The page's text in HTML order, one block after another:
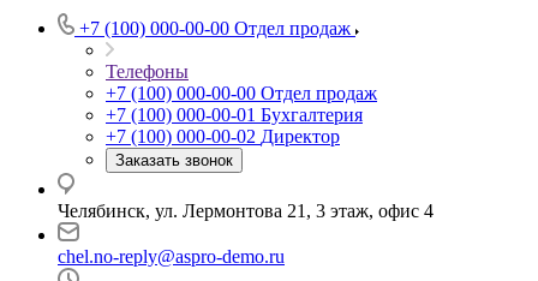
+7 (100) 000-00-00 Отдел продаж
Телефоны
+7 (100) 000-00-00 Отдел продаж
+7 (100) 000-00-01 Бухгалтерия
+7 (100) 000-00-02 Директор
Заказать звонок
Челябинск, ул. Лермонтова 21, 3 этаж, офис 4
chel.no-reply@aspro-demo.ru